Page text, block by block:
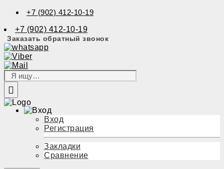
+7 (902) 412-10-19
+7 (902) 412-10-19
Заказать обратный звонок
Вход
Регистрация
Закладки
Сравнение